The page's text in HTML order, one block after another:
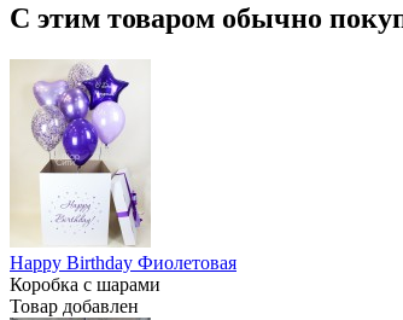
С этим товаром обычно
Happy Birthday Фиолетовая
Коробка с шарами
Товар добавлен